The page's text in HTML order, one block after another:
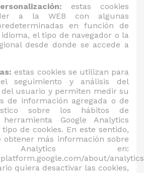
estas cookies
a la WEB con algunas
en función de
el tipo de navegador o la
desde donde se accede a
estas cookies se utilizan para
seguimiento y análisis del
usuario y permiten medir su
de información agregada o de
sobre los hábitos de
Google Analytics
de cookies. En este sentido,
obtener más información sobre
Analytics en:
about/
quiera desactivar las cookies,